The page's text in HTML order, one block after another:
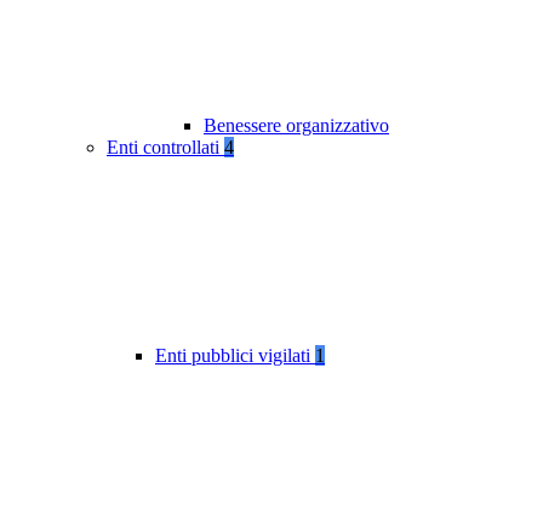
Benessere organizzativo
Enti controllati 4
Enti pubblici vigilati 1